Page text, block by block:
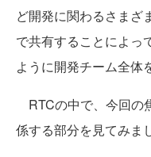
ど開発に関わるさまざ
で共有することによっ
ように開発チーム全体
RTCの中で、今回の
係する部分を見てみま